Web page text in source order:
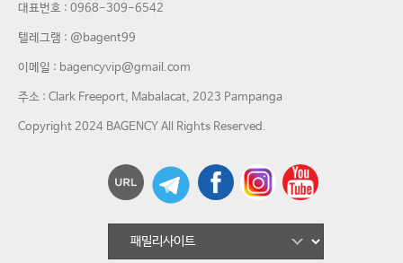
대표번호 : 0968-309-6542
텔레그램 : @bagent99
이메일 : bagencyvip@gmail.com
주소 : Clark Freeport, Mabalacat, 2023 Pampanga
Copyright 2024 BAGENCY All Rights Reserved.